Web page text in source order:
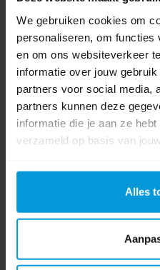
We gebruiken cookies om
personaliseren, om functies
en om ons websiteverkeer
informatie over jouw
partners voor social media,
partners kunnen deze
informatie die je aan ze
verzameld op basis van
Alles
Materiaal Polyester
Kleur
schuimpad